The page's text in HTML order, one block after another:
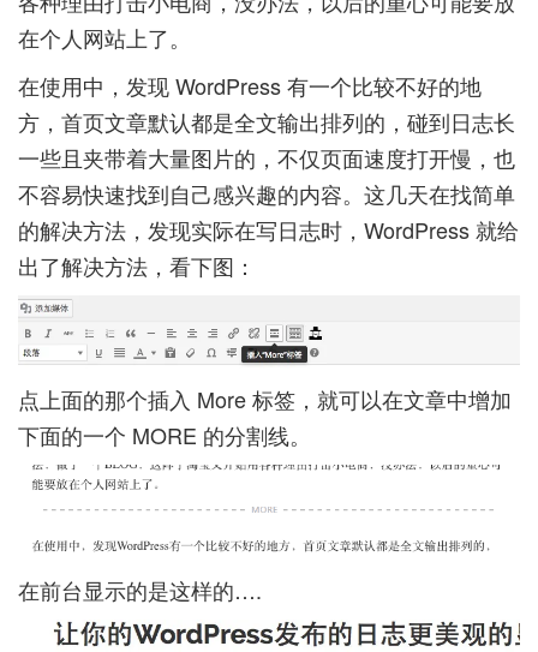
在个人网站上了。
在使用中，发现 WordPress 有一个比较不好的地
方，首页文章默认都是全文输出排列的，碰到日志长
一些且夹带着大量图片的，不仅页面速度打开慢，也
不容易快速找到自己感兴趣的内容。这几天在找简单
的解决方法，发现实际在写日志时，WordPress 就给
出了解决方法，看下图：
点上面的那个插入 More 标签，就可以在文章中增加
下面的一个 MORE 的分割线。
在前台显示的是这样的….